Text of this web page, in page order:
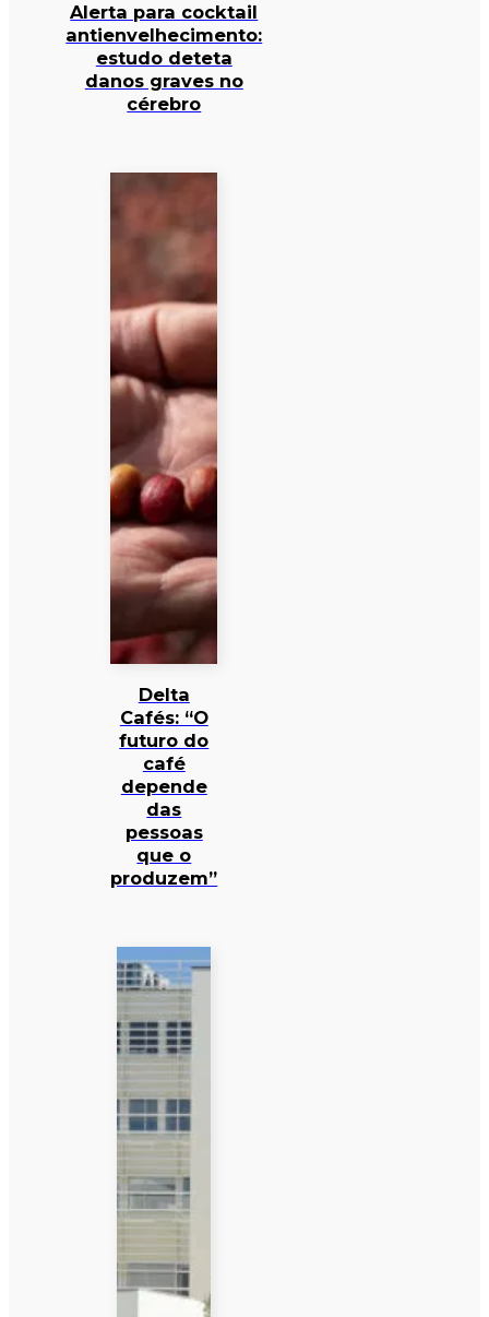
Alerta para cocktail
antienvelhecimento:
estudo deteta
danos graves no
cérebro
Delta
Cafés: “O
futuro do
café
depende
das
pessoas
que o
produzem”